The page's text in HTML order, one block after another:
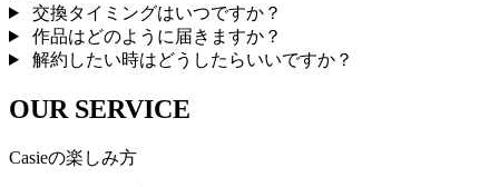
交換タイミングはいつですか？
作品はどのように届きますか？
解約したい時はどうしたらいいですか？
OUR SERVICE
Casieの楽しみ方